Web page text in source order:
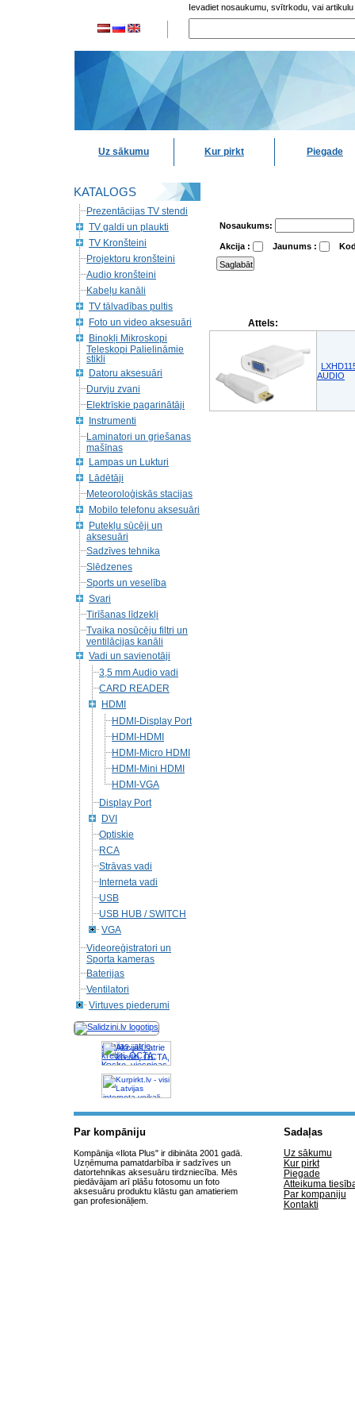
Ievadiet nosaukumu, svītrkodu, vai artikulu
Uz sākumu Kur pirkt Piegade
KATALOGS
Prezentācijas TV stendi
TV galdi un plaukti
TV Kronšteini
Projektoru kronšteini
Audio kronšteini
Kabeļu kanāli
TV tālvadības pultis
Foto un video aksesuāri
Binokļi Mikroskopi
Teleskopi Palielināmie
stikli
Datoru aksesuāri
Durvju zvani
Elektrīskie pagarinātāji
Instrumenti
Laminatori un griešanas
mašīnas
Lampas un Lukturi
Lādētāji
Meteoroloģiskās stacijas
Mobilo telefonu aksesuāri
Putekļu sūcēji un
aksesuāri
Sadzīves tehnika
Slēdzenes
Sports un veselība
Svari
Tirīšanas līdzekļi
Tvaika nosūcēju filtri un
ventilācijas kanāli
Vadi un savienotāji
3,5 mm Audio vadi
CARD READER
HDMI
HDMI-Display Port
HDMI-HDMI
HDMI-Micro HDMI
HDMI-Mini HDMI
HDMI-VGA
Display Port
DVI
Optiskie
RCA
Strāvas vadi
Interneta vadi
USB
USB HUB / SWITСH
VGA
Videoreģistratori un
Sporta kameras
Baterijas
Ventilatori
Virtuves piederumi
Akcijas, atrie
krediti, OCTA,
Kasko, viesnicas,
letas aviobiletes,
taksi, interneta
veikali
Nosaukums:
Akcija : Jaunums :
Attels:
AUDIO
Par kompāniju
Kompānija «Ilota Plus" ir dibināta 2001 gadā.
Uzņēmuma pamatdarbība ir sadzīves un
datortehnikas aksesuāru tirdzniecība. Mēs
piedāvājam arī plāšu fotosomu un foto
aksesuāru produktu klāstu gan amatieriem
gan profesionāļiem.
Sadaļas
Uz sākumu
Kur pirkt
Piegade
Atteikuma
Par kompaniju
Kontakti